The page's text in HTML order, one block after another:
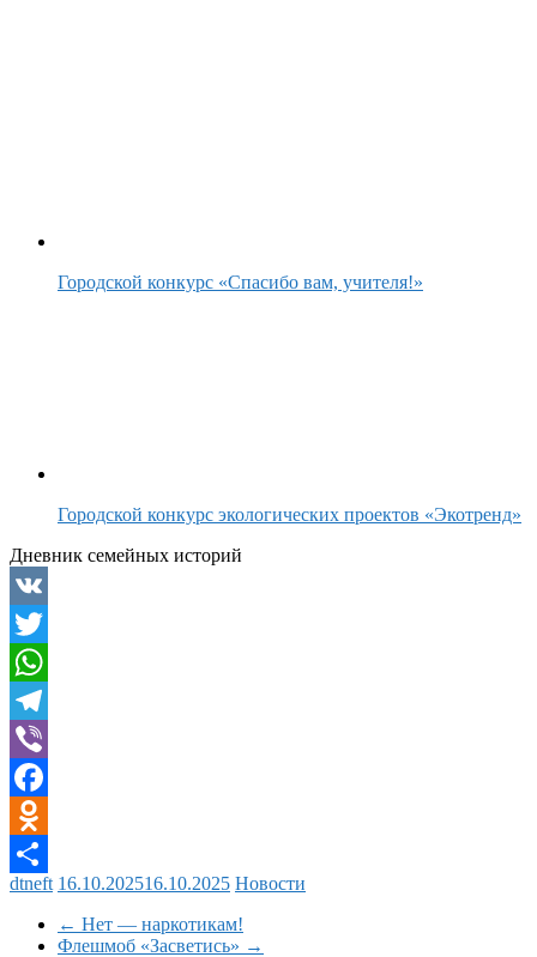
Городской конкурс «Спасибо вам, учителя!»
Городской конкурс экологических проектов «Экотренд»
Дневник семейных историй
VK
Twitter
WhatsApp
Telegram
Viber
Facebook
Odnoklassniki
Отправить
dtneft 16.10.202516.10.2025 Новости
← Нет — наркотикам!
Флешмоб «Засветись» →